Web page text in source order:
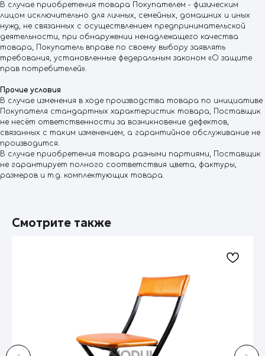
В случае приобретения товара Покупателем - физическим
лицом исключительно для личных, семейных, домашних и иных
нужд, не связанных с осуществлением предпринимательской
деятельности, при обнаружении ненадлежащего качества
товара, Покупатель вправе по своему выбору заявлять
требования, установленные федеральным законом «О защите
прав потребителей».
Прочие условия
В случае изменения в ходе производства товара по инициативе
Покупателя стандартных характеристик товара, Поставщик
не несёт ответственности за возникновение дефектов,
связанных с таким изменением, а гарантийное обслуживание не
производится.
В случае приобретения товара разными партиями, Поставщик
не гарантирует полного соответствия цвета, фактуры,
размеров и т.д. комплектующих товара.
Смотрите также